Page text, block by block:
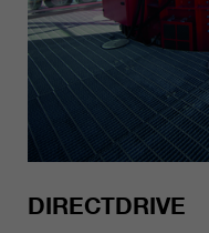
DIRECTDRIVE